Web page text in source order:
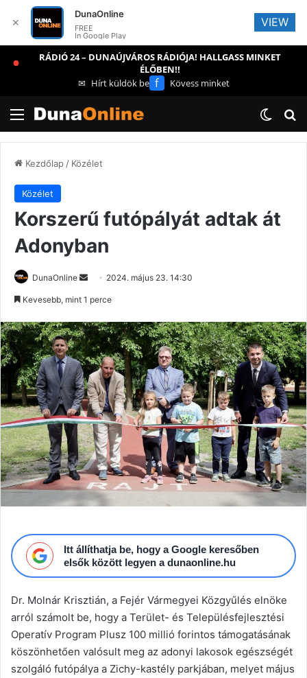
RÁDIÓ 24 – DUNAÚJVÁROS RÁDIÓJA! HALLGASS MINKET
ÉLŐBEN!!
✉ Hírt küldök be f Kövess minket
Menü
Kezdőlap/ Közélet
Közélet
Korszerű futópályát adtak át
Adonyban
DunaOnline
Send 2024. május 23. 14:30
Kevesebb, mint 1 perce
Itt állíthatja be, hogy a Google keresőben
elsők között legyen a dunaonline.hu
Dr. Molnár Krisztián, a Fejér Vármegyei Közgyűlés elnöke
arról számolt be, hogy a Terület- és Településfejlesztési
Operatív Program Plusz 100 millió forintos támogatásának
köszönhetően valósult meg az adonyi lakosok egészségét
szolgáló futópálya a Zichy-kastély parkjában, melyet május
✕
DunaOnline
FREE
In Google Play
VIEW